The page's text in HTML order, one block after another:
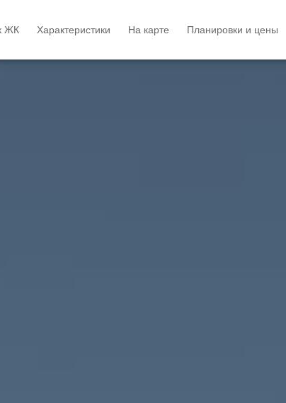
ЖК Характеристики На карте Планировки и цены